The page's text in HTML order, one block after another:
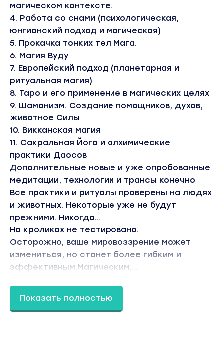
магическом контексте.
4. Работа со снами (психологическая,
юнгианский подход и магическая)
5. Прокачка тонких тел Мага.
6. Магия Вуду
7. Европейский подход (планетарная и
ритуальная магия)
8. Таро и его применение в магических целях
9. Шаманизм. Создание помощников, духов,
животное Силы
10. Викканская магия
11. Сакральная Йога и алхимические
практики Даосов
Дополнительные новые и уже опробованные
медитации, технологии и трансы конечно
Все практики и ритуалы проверены на людях
и животных. Некоторые уже не будут
прежними. Никогда…
На кроликах не тестировано.
Осторожно, ваше мировоззрение может
измениться, но станет более гибким и
эффективным. Магическим….
Тренинг ведут:
МИХАИЛ ПЕЛЕХАТЫЙ
Показать полностью